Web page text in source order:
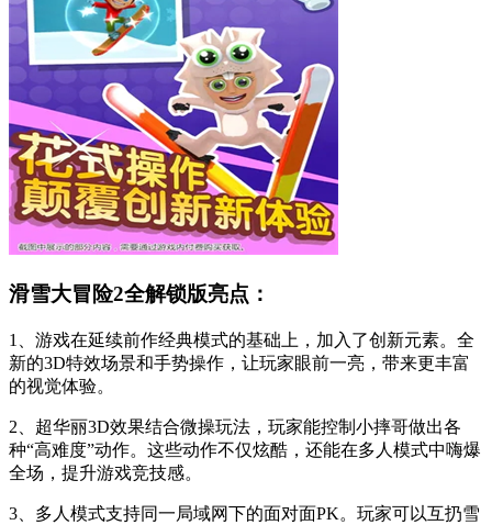
滑雪大冒险2全解锁版亮点：
1、游戏在延续前作经典模式的基础上，加入了创新元素。全
新的3D特效场景和手势操作，让玩家眼前一亮，带来更丰富
的视觉体验。
2、超华丽3D效果结合微操玩法，玩家能控制小摔哥做出各
种“高难度”动作。这些动作不仅炫酷，还能在多人模式中嗨爆
全场，提升游戏竞技感。
3、多人模式支持同一局域网下的面对面PK。玩家可以互扔雪